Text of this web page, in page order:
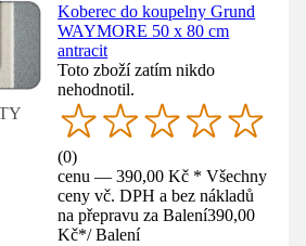
Koberec do koupelny Grund
WAYMORE 50 x 80 cm
antracit
Toto zboží zatím nikdo
nehodnotil.
(0)
cenu — 390,00 Kč * Všechny
ceny vč. DPH a bez nákladů
na přepravu za Balení390,00
Kč*/ Balení